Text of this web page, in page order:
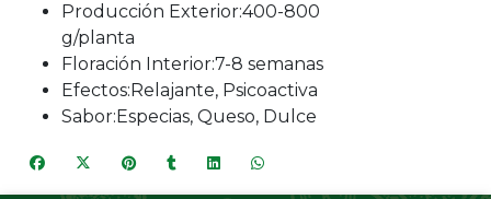
Producción Exterior:400-800
g/planta
Floración Interior:7-8 semanas
Efectos:Relajante, Psicoactiva
Sabor:Especias, Queso, Dulce